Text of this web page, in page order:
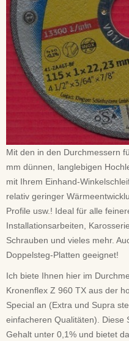
Mit den in den Durchmessern
mm dünnen, langlebigen
mit Ihrem Einhand-
relativ geringer
Profile usw.! Ideal für alle
Installationsarbeiten,
Schrauben und vieles mehr.
Doppelsteg-Platten geeignet!
Ich biete Ihnen hier im
Kronenflex Z 960 TX aus der
Special an (Extra und Supra
einfacheren Qualitäten). Diese
Gehalt unter 0,1% und bietet